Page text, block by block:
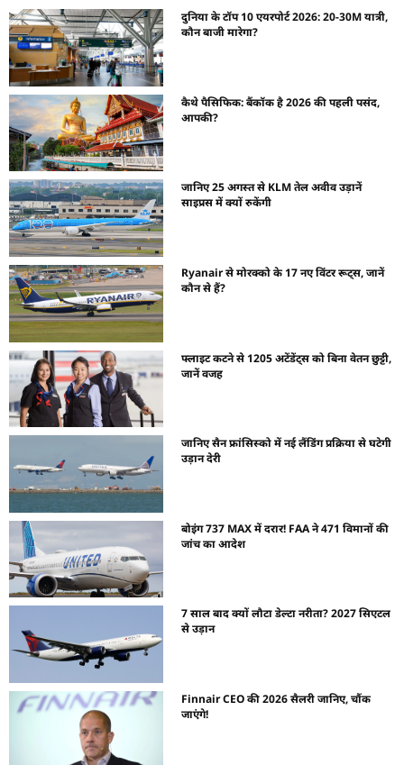
दुनिया के टॉप 10 एयरपोर्ट 2026: 20-30M यात्री,
कौन बाजी मारेगा?
कैथे पैसिफिक: बैंकॉक है 2026 की पहली पसंद,
आपकी?
जानिए 25 अगस्त से KLM तेल अवीव उड़ानें
साइप्रस में क्यों रुकेंगी
Ryanair से मोरक्को के 17 नए विंटर रूट्स, जानें
कौन से हैं?
फ्लाइट कटने से 1205 अटेंडेंट्स को बिना वेतन छुट्टी,
जानें वजह
जानिए सैन फ्रांसिस्को में नई लैंडिंग प्रक्रिया से घटेगी
उड़ान देरी
बोइंग 737 MAX में दरार! FAA ने 471 विमानों की
जांच का आदेश
7 साल बाद क्यों लौटा डेल्टा नरीता? 2027 सिएटल
से उड़ान
Finnair CEO की 2026 सैलरी जानिए, चौंक
जाएंगे!